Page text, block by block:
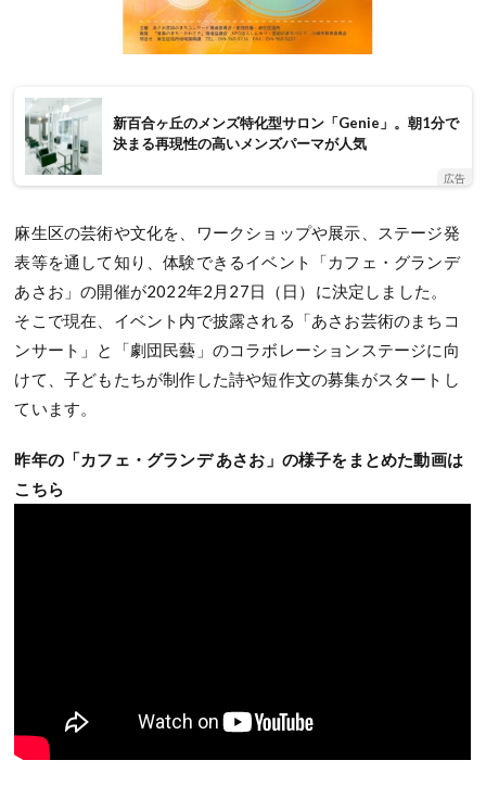
新百合ヶ丘のメンズ特化型サロン「Genie」。朝1分で
決まる再現性の高いメンズパーマが人気
広告
麻生区の芸術や文化を、ワークショップや展示、ステージ発
表等を通して知り、体験できるイベント「カフェ・グランデ
あさお」の開催が2022年2月27日（日）に決定しました。
そこで現在、イベント内で披露される「あさお芸術のまちコ
ンサート」と「劇団民藝」のコラボレーションステージに向
けて、子どもたちが制作した詩や短作文の募集がスタートし
ています。
昨年の「カフェ・グランデ あさお」の様子をまとめた動画は
こちら